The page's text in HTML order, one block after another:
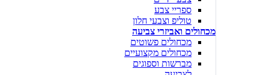
ספריי צבע
טוליפ וצבעי חלון
מכחולים ואביזרי צביעה
מכחולים פשוטים
מכחולים מקצועיים
מברשות וספוגים